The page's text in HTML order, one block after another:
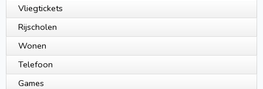
Vliegtickets
Rijscholen
Wonen
Telefoon
Games